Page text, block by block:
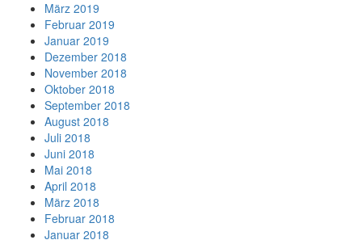
März 2019
Februar 2019
Januar 2019
Dezember 2018
November 2018
Oktober 2018
September 2018
August 2018
Juli 2018
Juni 2018
Mai 2018
April 2018
März 2018
Februar 2018
Januar 2018